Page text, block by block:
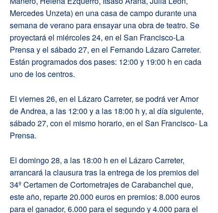
Mercedes Unzeta) en una casa de campo durante una
semana de verano para ensayar una obra de teatro. Se
proyectará el miércoles 24, en el San Francisco-La
Prensa y el sábado 27, en el Fernando Lázaro Carreter.
Están programados dos pases: 12:00 y 19:00 h en cada
uno de los centros.
El viernes 26, en el Lázaro Carreter, se podrá ver Amor
de Andrea, a las 12:00 y a las 18:00 h y, al día siguiente,
sábado 27, con el mismo horario, en el San Francisco- La
Prensa.
El domingo 28, a las 18:00 h en el Lázaro Carreter,
arrancará la clausura tras la entrega de los premios del
34º Certamen de Cortometrajes de Carabanchel que,
este año, reparte 20.000 euros en premios: 8.000 euros
para el ganador, 6.000 para el segundo y 4.000 para el